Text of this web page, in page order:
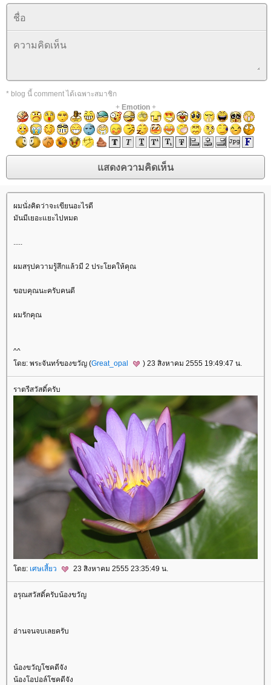
* blog นี้ comment ได้เฉพาะสมาชิก
+ Emotion+
ผมนั่งคิดว่าจะเขียนอะไรดี
มันมีเยอะแยะไปหมด
.....
ผมสรุปความรู้สึกแล้วมี 2 ประโยคให้คุณ
ขอบคุณนะครับคนดี
ผมรักคุณ
^^
ดย: พระจันทร์ของขวัญ (Great_opal ) 23 สิงหาคม 2555 19:49:47 น.
ราตรีสวัสดิ์ครับ
ดย: เศษเสี้ยว 23 สิงหาคม 2555 23:35:49 น.
อรุณสวัสดิ์ครับน้องขวัญ
อ่านจนจบเลยครับ
น้องขวัญโชคดีจัง
น้องโอปอล์โชคดีจัง